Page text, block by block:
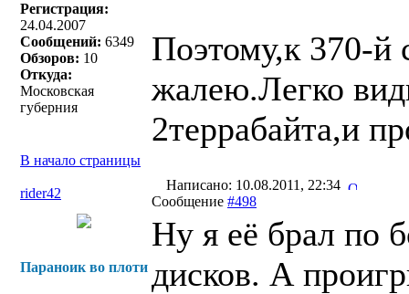
Регистрация:
24.04.2007
Сообщений: 6349
Обзоров: 10
Откуда:
Московская
губерния
Поэтому,к 370-й
жалею.Легко
2террабайта,и
В начало страницы
rider42
Написано: 10.08.2011, 22:34
Сообщение #498
Параноик во плоти
Ну я её брал по
дисков. А